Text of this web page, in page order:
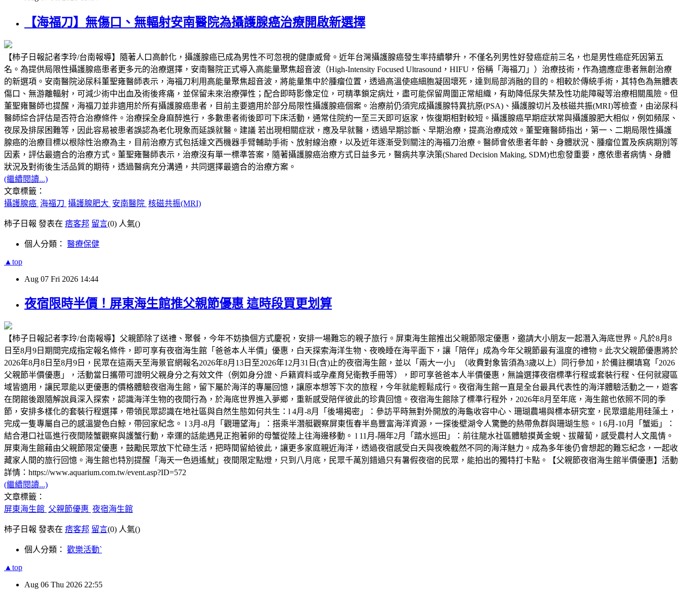
【海福刀】無傷口、無輻射安南醫院為攝護腺癌治療開啟新選擇
【柿子日報記者李玲/台南報導】隨著人口高齡化，攝護腺癌已成為男性不可忽視的健康威脅。近年台灣攝護腺癌發生率持續攀升，不僅名列男性好發癌症前三名，也是男性癌症死因第五
名。為提供局限性攝護腺癌患者更多元的治療選擇，安南醫院正式導入高能量聚焦超音波（High-Intensity Focused Ultrasound，HIFU，俗稱「海福刀」）治療技術，作為適應症患者無創治療
的新選項。安南醫院泌尿科董聖雍醫師表示，海福刀利用高能量聚焦超音波，將能量集中於腫瘤位置，透過高溫使癌細胞凝固壞死，達到局部消融的目的。相較於傳統手術，其特色為無體表
傷口、無游離輻射，可減少術中出血及術後疼痛，並保留未來治療彈性；配合即時影像定位，可精準鎖定病灶，盡可能保留周圍正常組織，有助降低尿失禁及性功能障礙等治療相關風險。但
董聖雍醫師也提醒，海福刀並非適用於所有攝護腺癌患者，目前主要適用於部分局限性攝護腺癌個案。治療前仍須完成攝護腺特異抗原(PSA)、攝護腺切片及核磁共振(MRI)等檢查，由泌尿科
醫師綜合評估是否符合治療條件。治療採全身麻醉進行，多數患者術後即可下床活動，通常住院約一至三天即可返家，恢復期相對較短。攝護腺癌早期症狀常與攝護腺肥大相似，例如頻尿、
夜尿及排尿困難等，因此容易被患者誤認為老化現象而延誤就醫。建議 若出現相關症狀，應及早就醫，透過早期診斷、早期治療，提高治療成效。董聖雍醫師指出，第一、二期局限性攝護
腺癌的治療目標以根除性治療為主，目前治療方式包括達文西機器手臂輔助手術、放射線治療，以及近年逐漸受到關注的海福刀治療。醫師會依患者年齡、身體狀況、腫瘤位置及疾病期別等
因素，評估最適合的治療方式。董聖雍醫師表示，治療沒有單一標準答案，隨著攝護腺癌治療方式日益多元，醫病共享決策(Shared Decision Making, SDM)也愈發重要，應依患者病情、身體
狀況及對術後生活品質的期待，透過醫病充分溝通，共同選擇最適合的治療方案。
(繼續閱讀...)
文章標籤：
攝護腺癌 海福刀 攝護腺肥大 安南醫院 核磁共振(MRI)
柿子日報 發表在 痞客邦 留言(0) 人氣()
個人分類： 醫療保健
▲top
Aug 07 Fri 2026 14:44
夜宿限時半價！屏東海生館推父親節優惠 這時段買更划算
【柿子日報記者李玲/台南報導】父親節除了送禮、聚餐，今年不妨換個方式慶祝，安排一場難忘的親子旅行。屏東海生館推出父親節限定優惠，邀請大小朋友一起潛入海底世界。凡於8月8
日至8月9日期間完成指定報名條件，即可享有夜宿海生館「爸爸本人半價」優惠，白天探索海洋生物、夜晚睡在海平面下，讓「陪伴」成為今年父親節最有溫度的禮物。此次父親節優惠將於
2026年8月8日至8月9日，民眾在這兩天至海景官網報名2026年8月13日至2026年12月31日(含)止的夜宿海生館，並以「兩大一小」（收費對象皆須為3歲以上）同行參加，於備註欄填寫「2026
父親節半價優惠」，活動當日攜帶可證明父親身分之有效文件（例如身分證、戶籍資料或孕產育兒衛教手冊等），即可享爸爸本人半價優惠，無論選擇夜宿標準行程或套裝行程、任何就寢區
域皆適用，讓民眾能以更優惠的價格體驗夜宿海生館，留下屬於海洋的專屬回憶，讓原本想等下次的旅程，今年就能輕鬆成行。夜宿海生館一直是全台最具代表性的海洋體驗活動之一，遊客
在閉館後跟隨解說員深入探索，認識海洋生物的夜間行為，於海底世界進入夢鄉，重新感受陪伴彼此的珍貴回憶。夜宿海生館除了標準行程外，2026年8月至年底，海生館也依照不同的季
節，安排多樣化的套裝行程選擇，帶領民眾認識在地社區與自然生態如何共生：l 4月-8月「後場揭密」：參訪平時無對外開放的海龜收容中心、珊瑚農場與標本研究室，民眾還能用硅藻土，
完成一隻專屬自己的感溫變色白鯨，帶回家紀念。 l 3月-8月「觀珊望海」：搭乘半潛艇觀察屏東恆春半島豐富海洋資源，一探後壁湖令人驚艷的熱帶魚群與珊瑚生態。 l 6月-10月「蟹逅」：
結合港口社區進行夜間陸蟹觀察與護蟹行動，幸運的話能遇見正抱著卵的母蟹從陸上往海邊移動。 l 11月-隔年2月「踏水巡田」：前往龍水社區體驗摸黃金蜆、拔蘿蔔，感受農村人文風情。
屏東海生館藉由父親節限定優惠，鼓勵民眾放下忙碌生活，把時間留給彼此，讓更多家庭親近海洋，透過夜宿感受白天與夜晚截然不同的海洋魅力。成為多年後仍會想起的難忘紀念，一起收
藏家人間的旅行回憶。海生館也特別提醒「海天一色逍遙魷」夜間限定點燈，只到八月底，民眾千萬別錯過只有暑假夜宿的民眾，能拍出的獨特打卡點。【父親節夜宿海生館半價優惠】活動
詳情：https://www.aquarium.com.tw/event.asp?ID=572
(繼續閱讀...)
文章標籤：
屏東海生館 父親節優惠 夜宿海生館
柿子日報 發表在 痞客邦 留言(0) 人氣()
個人分類： 歡樂活動ˋ
▲top
Aug 06 Thu 2026 22:55